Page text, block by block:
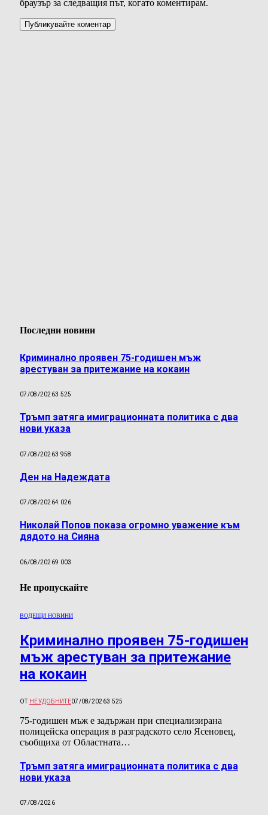
браузър за следващия път, когато коментирам.
Последни новини
Криминално проявен 75-годишен мъж
арестуван за притежание на кокаин
07/08/20263 525
Тръмп затяга имиграционната политика с два
нови указа
07/08/20263 958
Ден на Надеждата
07/08/20264 026
Николай Попов показа огромно уважение към
дядото на Сияна
06/08/20269 003
Не пропускайте
ВОДЕЩИ НОВИНИ
Криминално проявен 75-годишен
мъж арестуван за притежание
на кокаин
ОТ НЕУДОБНИТЕ07/08/20263 525
75-годишен мъж е задържан при специализирана
полицейска операция в разградското село Ясеновец,
съобщиха от Областната…
Тръмп затяга имиграционната политика с два
нови указа
07/08/2026